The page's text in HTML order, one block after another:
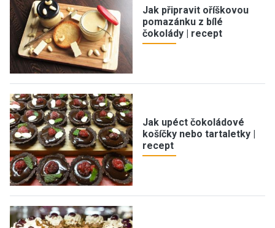
Jak připravit oříškovou
pomazánku z bílé
čokolády | recept
Jak upéct čokoládové
košíčky nebo tartaletky |
recept